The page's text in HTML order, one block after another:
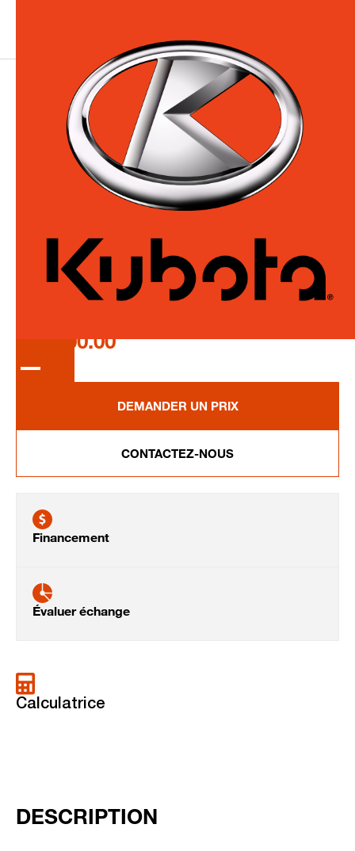
INVENTAIRE D'OCCASION/
TRACTEUR / CHARGEUR /
RÉTROCAVEUSE
KUBOTA BH77
$12,500.00
DEMANDER UN PRIX
CONTACTEZ-NOUS
Financement
Évaluer échange
Calculatrice
DESCRIPTION